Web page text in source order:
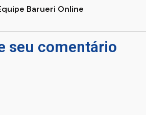
Barueri Online
seu comentário